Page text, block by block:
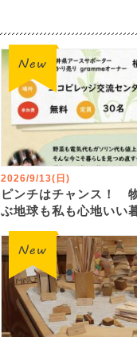
2026/9/13(日)
ピンチはチャンス！
ぶ地球も私も心地いい